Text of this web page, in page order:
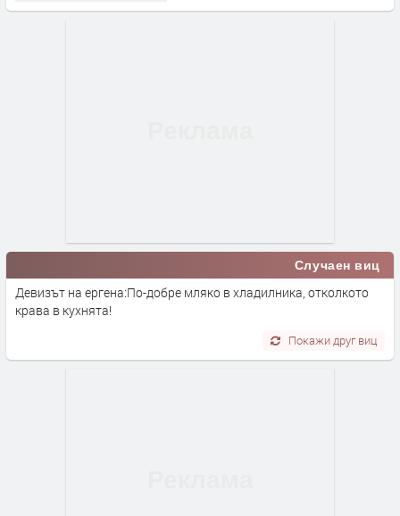
Случаен виц
Девизът на ергена:По-добре мляко в хладилника, отколкото
крава в кухнята!
Покажи друг виц